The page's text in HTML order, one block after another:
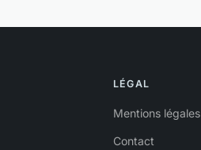
LÉGAL
Mentions légales
Contact